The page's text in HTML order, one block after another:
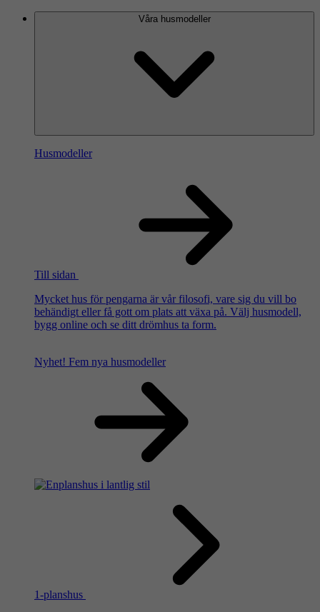
Våra husmodeller
Husmodeller
Till sidan
Mycket hus för pengarna är vår filosofi, vare sig du vill bo
behändigt eller få gott om plats att växa på. Välj husmodell,
bygg online och se ditt drömhus ta form.
Nyhet! Fem nya husmodeller
1-planshus